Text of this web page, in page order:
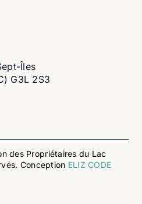
Îles
G3L 2S3
des Propriétaires du Lac
Conception ELIZ CODE